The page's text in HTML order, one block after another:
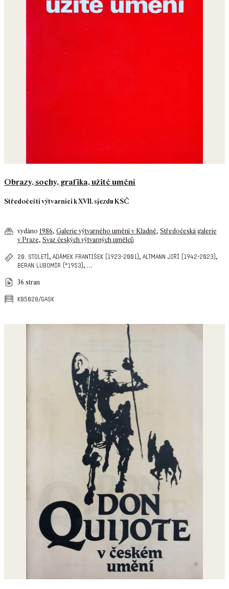
Obrazy, sochy, grafika, užité umění
Středočeští výtvarníci k XVII. sjezdu KSČ
vydáno 1986, Galerie výtvarného umění v Kladně, Středočeská galerie
v Praze, Svaz českých výtvarných umělců
20. století, adámek františek (1923-2001), altmann jiří (1942-2023),
beran lubomír (*1953), …
36 stran
k05028/gask